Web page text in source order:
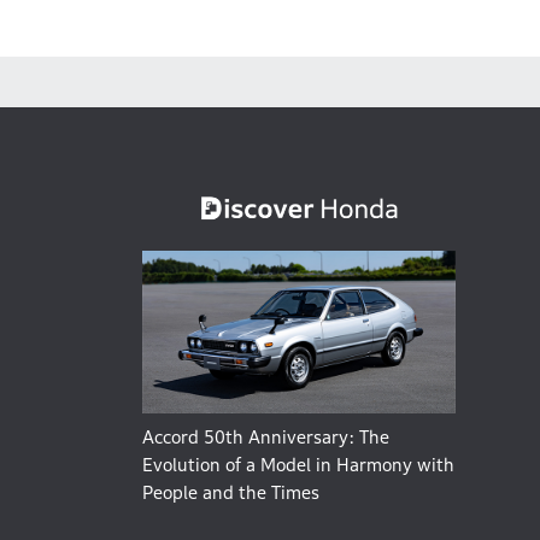
Accord 50th Anniversary: The
Evolution of a Model in Harmony with
People and the Times